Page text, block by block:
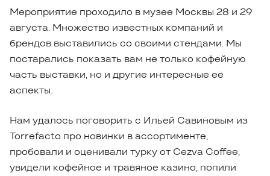
Мероприятие проходило в музее Москвы 28 и 29
августа. Множество известных компаний и
брендов выставились со своими стендами. Мы
постарались показать вам не только кофейную
часть выставки, но и другие интересные её
аспекты.
Нам удалось поговорить с Ильей Савиновым из
Torrefacto про новинки в ассортименте,
пробовали и оценивали турку от Cezva Coffee,
увидели кофейное и травяное казино, попили